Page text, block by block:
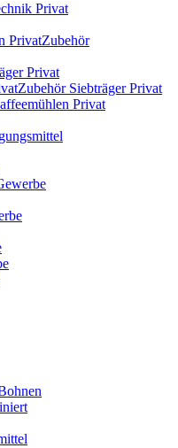
Privat
Zubehör
Privat
Zubehör Siebträger Privat
Privat